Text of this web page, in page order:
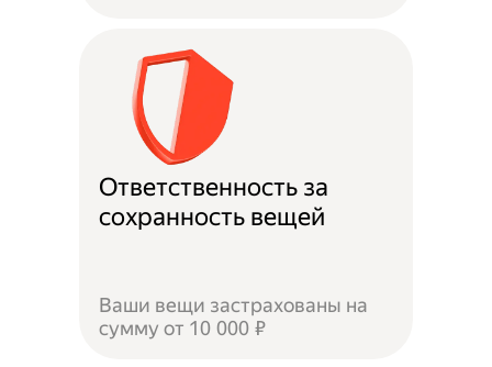
Ответственность за
сохранность вещей
Ваши вещи застрахованы на
сумму от 10 000 ₽